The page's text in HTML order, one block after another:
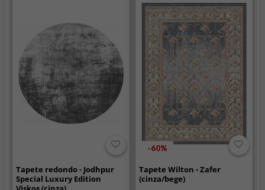
Tapete redondo - Jodhpur
Special Luxury Edition
-60%
Tapete Wilton - Zafer
(cinza/bege)